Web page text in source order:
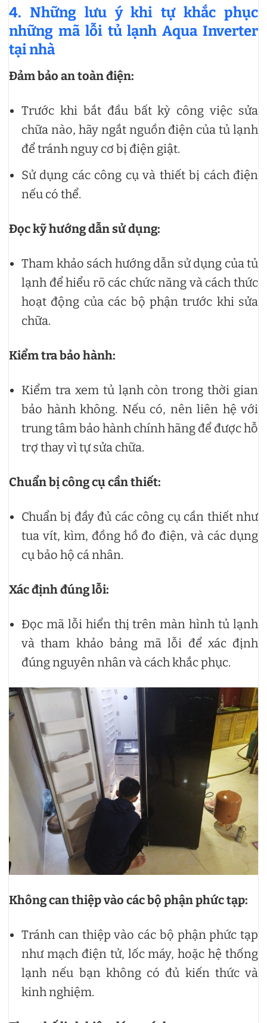
4. Những lưu ý khi tự khắc phục
những mã lỗi tủ lạnh Aqua Inverter
tại nhà
Đảm bảo an toàn điện:
Trước khi bắt đầu bất kỳ công việc sửa
chữa nào, hãy ngắt nguồn điện của tủ lạnh
để tránh nguy cơ bị điện giật.
Sử dụng các công cụ và thiết bị cách điện
nếu có thể.
Đọc kỹ hướng dẫn sử dụng:
Tham khảo sách hướng dẫn sử dụng của tủ
lạnh để hiểu rõ các chức năng và cách thức
hoạt động của các bộ phận trước khi sửa
chữa.
Kiểm tra bảo hành:
Kiểm tra xem tủ lạnh còn trong thời gian
bảo hành không. Nếu có, nên liên hệ với
trung tâm bảo hành chính hãng để được hỗ
trợ thay vì tự sửa chữa.
Chuẩn bị công cụ cần thiết:
Chuẩn bị đầy đủ các công cụ cần thiết như
tua vít, kìm, đồng hồ đo điện, và các dụng
cụ bảo hộ cá nhân.
Xác định đúng lỗi:
Đọc mã lỗi hiển thị trên màn hình tủ lạnh
và tham khảo bảng mã lỗi để xác định
đúng nguyên nhân và cách khắc phục.
Không can thiệp vào các bộ phận phức tạp:
Tránh can thiệp vào các bộ phận phức tạp
như mạch điện tử, lốc máy, hoặc hệ thống
lạnh nếu bạn không có đủ kiến thức và
kinh nghiệm.